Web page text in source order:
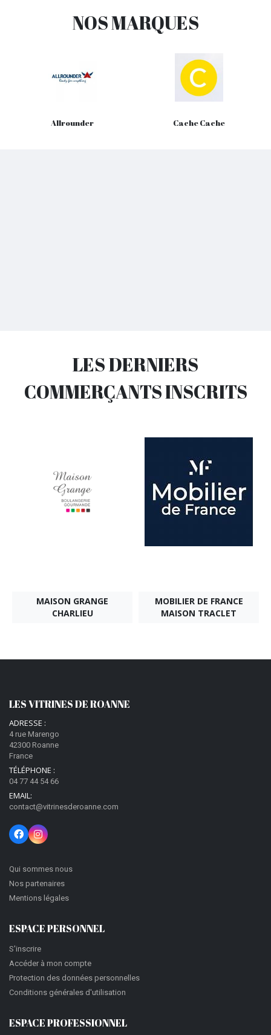
NOS MARQUES
Allrounder Cache Cache
LES DERNIERS
COMMERÇANTS INSCRITS
MAISON GRANGE
CHARLIEU
MOBILIER DE FRANCE
MAISON TRACLET
LES VITRINES DE ROANNE
ADRESSE :
4 rue Marengo
42300 Roanne
France
TÉLÉPHONE :
04 77 44 54 66
EMAIL:
contact@vitrinesderoanne.com
Qui sommes nous
Nos partenaires
Mentions légales
ESPACE PERSONNEL
S'inscrire
Accéder à mon compte
Protection des données personnelles
Conditions générales d'utilisation
ESPACE PROFESSIONNEL